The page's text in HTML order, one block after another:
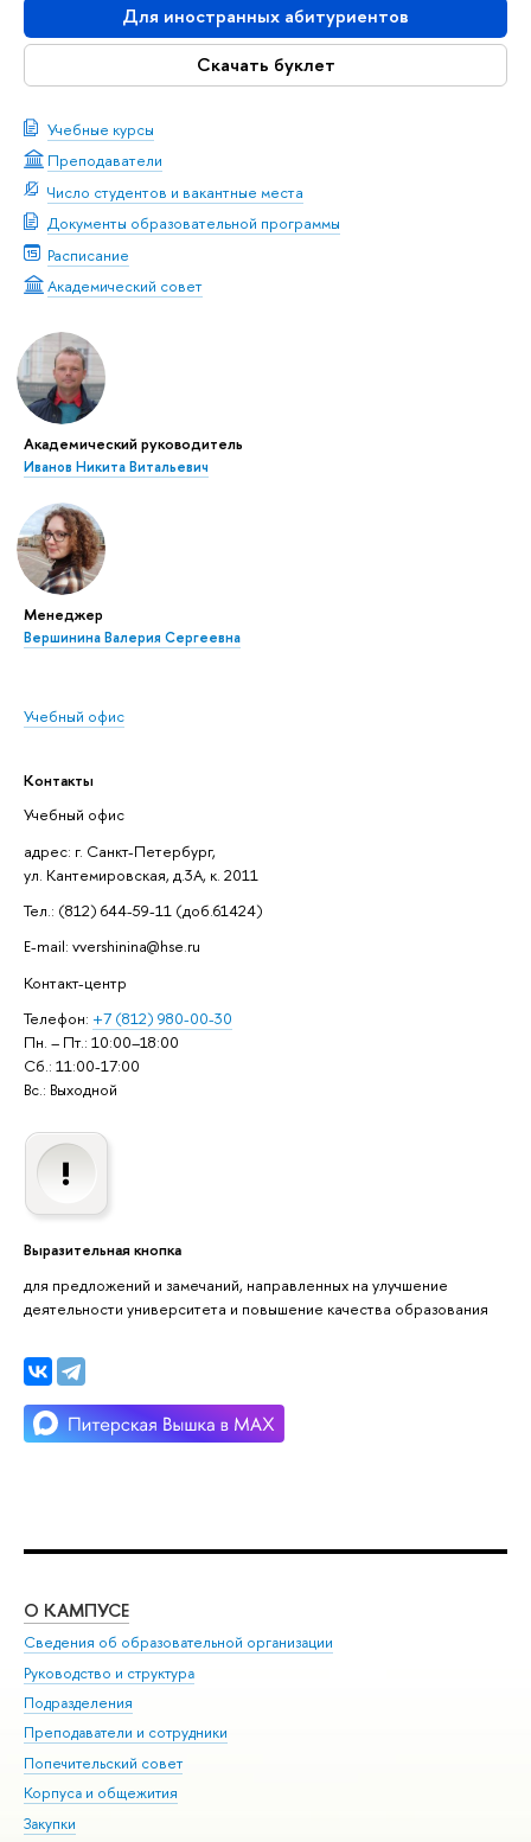
Для иностранных абитуриентов
Скачать буклет
Учебные курсы
Преподаватели
Число студентов и вакантные места
Документы образовательной программы
Расписание
Академический совет
Академический руководитель
Иванов Никита Витальевич
Менеджер
Вершинина Валерия Сергеевна
Учебный офис
Контакты
Учебный офис
адрес: г. Санкт-Петербург,
ул. Кантемировская, д.3А, к. 2011
Тел.: (812) 644-59-11 (доб.61424)
E-mail: vvershinina@hse.ru
Контакт-центр
Телефон: +7 (812) 980-00-30
Пн. – Пт.: 10:00–18:00
Сб.: 11:00-17:00
Вс.: Выходной
Выразительная кнопка
для предложений и замечаний, направленных на улучшение
деятельности университета и повышение качества образования
О КАМПУСЕ
Сведения об образовательной организации
Руководство и структура
Подразделения
Преподаватели и сотрудники
Попечительский совет
Корпуса и общежития
Закупки